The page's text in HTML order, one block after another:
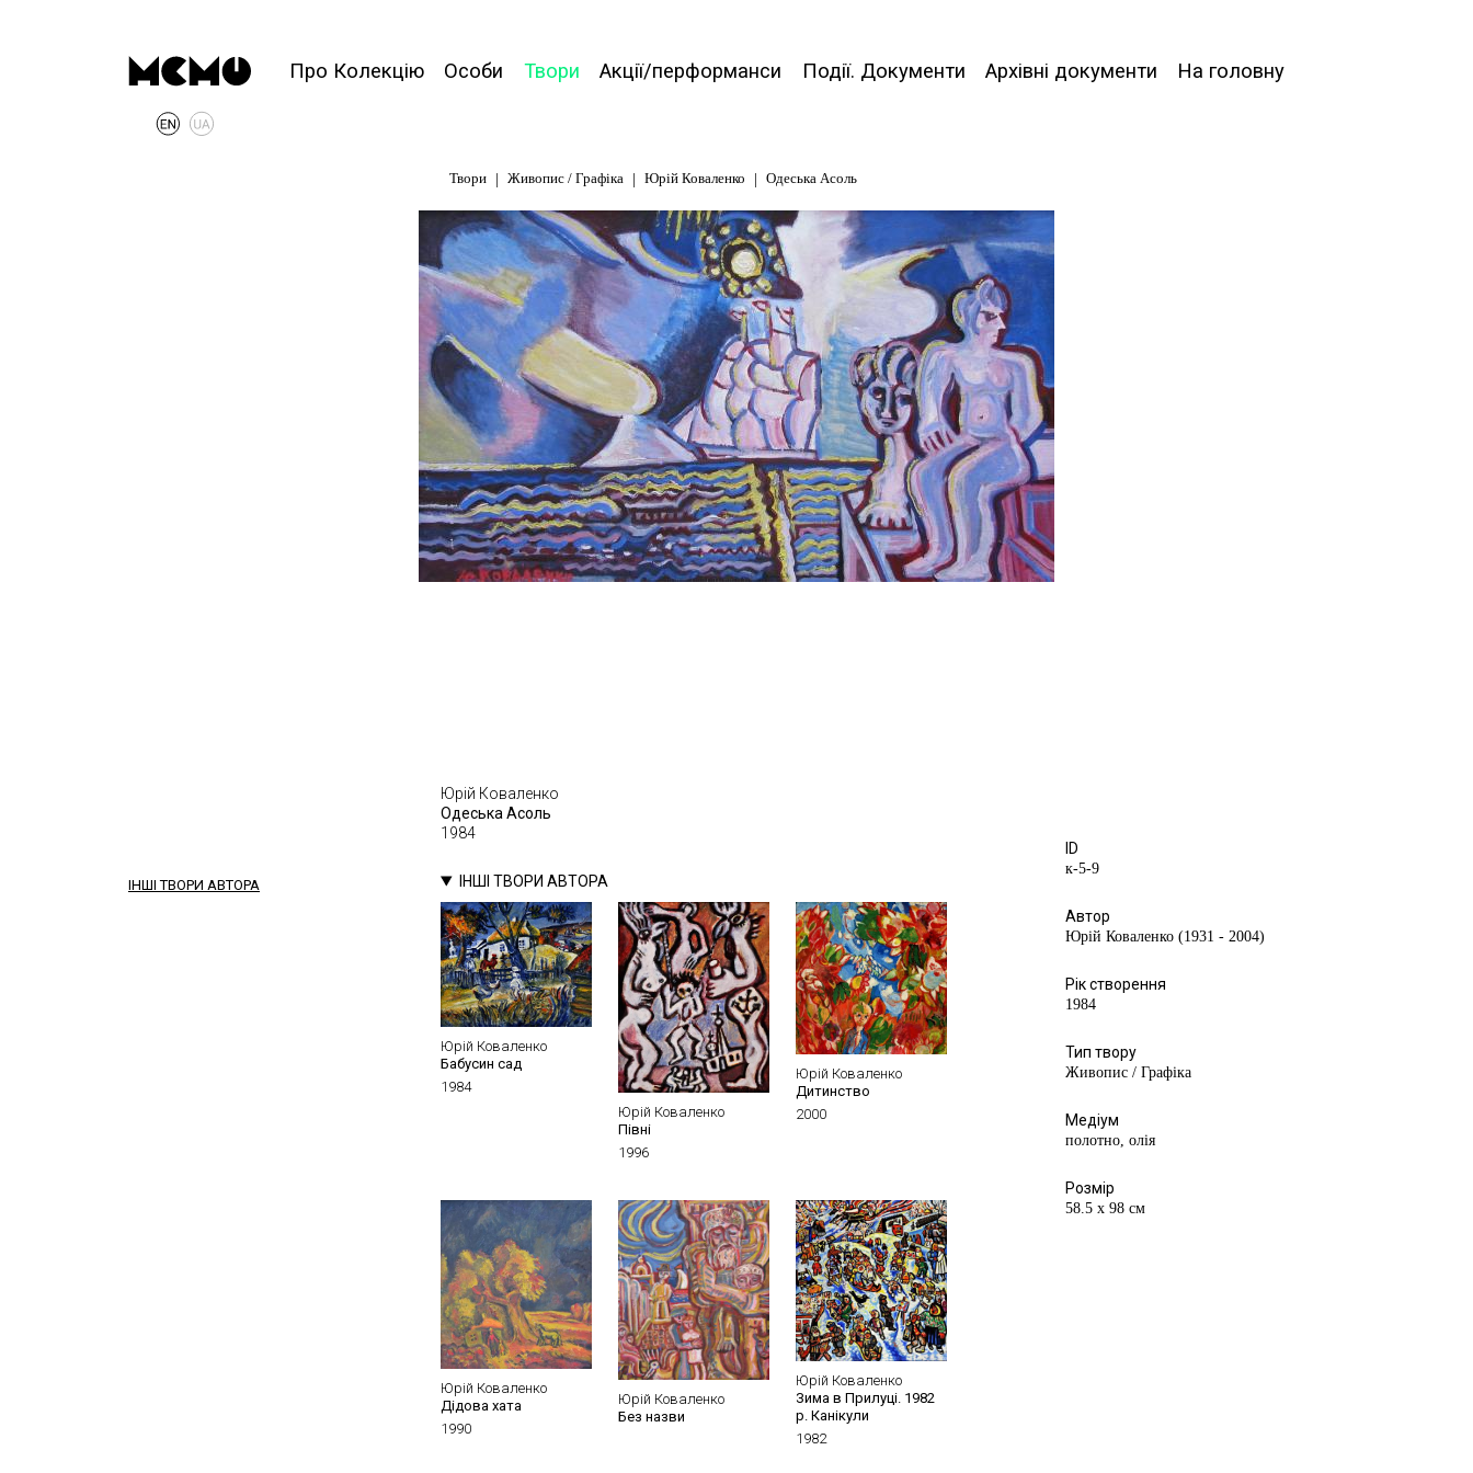
Про Колекцію Особи Твори Акції/перформанси Події. Документи Архівні документи На головну
Твори Живопис / Графіка Юрій Коваленко Одеська Асоль
ІНШІ ТВОРИ АВТОРА
Юрій Коваленко
Одеська Асоль
1984
ІНШІ ТВОРИ АВТОРА
Юрій Коваленко
Бабусин сад
1984
Юрій Коваленко
Півні
1996
Юрій Коваленко
Дитинство
2000
Юрій Коваленко
Дідова хата
1990
Юрій Коваленко
Без назви
Юрій Коваленко
Зима в Прилуці. 1982
р. Канікули
1982
ID
к-5-9
Автор
Юрій Коваленко (1931 - 2004)
Рік створення
1984
Тип твору
Живопис / Графіка
Медіум
полотно, олія
Розмір
58.5 х 98 см